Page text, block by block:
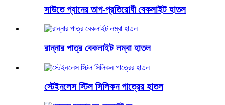
সাউতে প্যানের তাপ-প্রতিরোধী বেকলাইট হাতল
রান্নার পাত্র বেকলাইট লম্বা হাতল
স্টেইনলেস স্টিল সিলিকন পাত্রের হাতল